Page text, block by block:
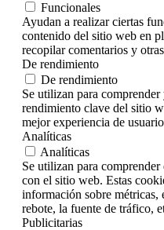
Funcionales
Ayudan a realizar ciertas
contenido del sitio web en
recopilar comentarios y
De rendimiento
De rendimiento
Se utilizan para
rendimiento clave del sitio
mejor experiencia de
Analíticas
Analíticas
Se utilizan para
con el sitio web. Estas
información sobre métricas,
rebote, la fuente de tráfico,
Publicitarias